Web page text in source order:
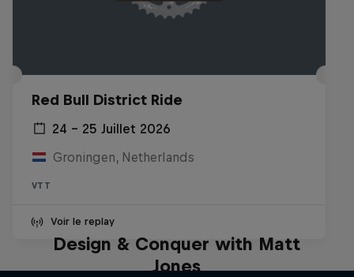
Red Bull District Ride
24 – 25 Juillet 2026
Groningen, Netherlands
VTT
Voir le replay
Design & Conquer with Matt
Jones